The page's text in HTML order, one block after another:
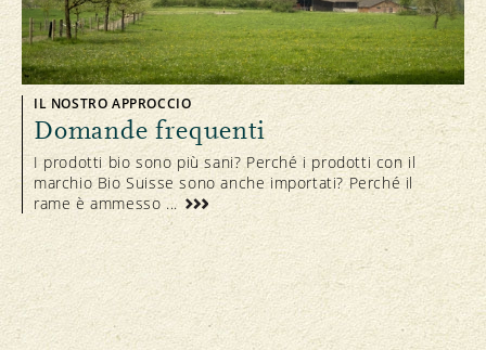
IL NOSTRO APPROCCIO
Domande frequenti
I prodotti bio sono più sani? Perché i prodotti con il
marchio Bio Suisse sono anche importati? Perché il
rame è ammesso ...